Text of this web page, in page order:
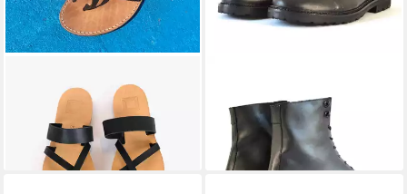
79,00 €
Boots aus Leder Schnürboots
139,00 € UVP179,00 €
-22%